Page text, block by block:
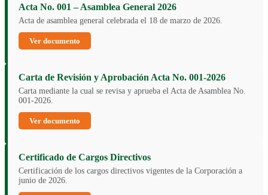
Acta No. 001 – Asamblea General 2026
Acta de asamblea general celebrada el 18 de marzo de 2026.
Ver documento
Carta de Revisión y Aprobación Acta No. 001-2026
Carta mediante la cual se revisa y aprueba el Acta de Asamblea No.
001-2026.
Ver documento
Certificado de Cargos Directivos
Certificación de los cargos directivos vigentes de la Corporación a
junio de 2026.